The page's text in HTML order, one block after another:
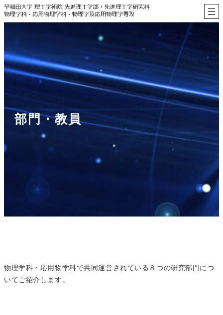
内
容
キ
ッ
部門・教員
物理学科・応用物学科で共同運営されている８つの研究部門につ
いてご紹介します。